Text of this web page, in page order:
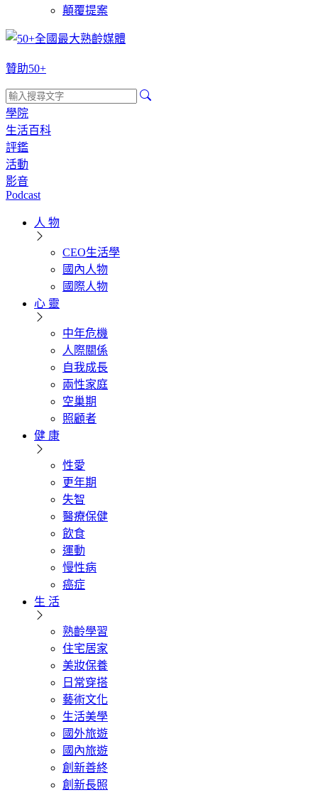
顛覆提案
贊助50+
學院
生活百科
評鑑
活動
影音
Podcast
人 物
CEO生活學
國內人物
國際人物
心 靈
中年危機
人際關係
自我成長
兩性家庭
空巢期
照顧者
健 康
性愛
更年期
失智
醫療保健
飲食
運動
慢性病
癌症
生 活
熟齡學習
住宅居家
美妝保養
日常穿搭
藝術文化
生活美學
國外旅遊
國內旅遊
創新善終
創新長照